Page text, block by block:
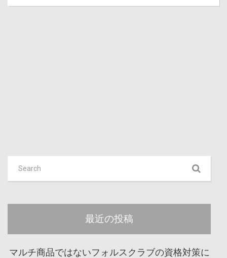
最近の投稿
マルチ商品ではないフォルスクラブの資格対策に